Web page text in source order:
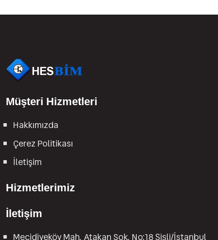
Müşteri Hizmetleri
Hakkımızda
Çerez Politikası
İletişim
Hizmetlerimiz
İletişim
Mecidiyeköy Mah. Atakan Sok. No:18 Şişli/İstanbul